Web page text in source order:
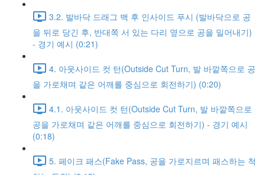
3.2. 발바닥 드래그 백 후 인사이드 푸시 (발바닥으로 공
을 뒤로 당긴 후, 반대쪽 서 있는 다리 옆으로 공을 밀어내기)
- 경기 예시 (0:21)
4. 아웃사이드 컷 턴(Outside Cut Turn, 발 바깥쪽으로 공
을 가로채며 같은 어깨를 중심으로 회전하기) (0:20)
4.1. 아웃사이드 컷 턴(Outside Cut Turn, 발 바깥쪽으로
공을 가로채며 같은 어깨를 중심으로 회전하기) - 경기 예시
(0:18)
5. 페이크 패스(Fake Pass, 공을 가로지르며 패스하는 척